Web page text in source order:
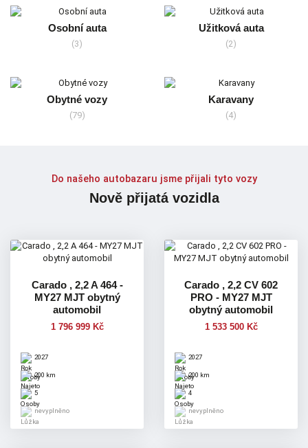
Osobní auta
(3)
Užitková auta
(2)
Obytné vozy
(79)
Karavany
(4)
Do našeho autobazaru jsme přijali tyto vozy
Nově přijatá vozidla
Carado , 2,2 A 464 -
MY27 MJT obytný
automobil
1 796 999 Kč
2027
200 km
5
nevyplněno
Carado , 2,2 CV 602
PRO - MY27 MJT
obytný automobil
1 533 500 Kč
2027
200 km
4
nevyplněno